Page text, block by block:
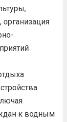
организация
к водным